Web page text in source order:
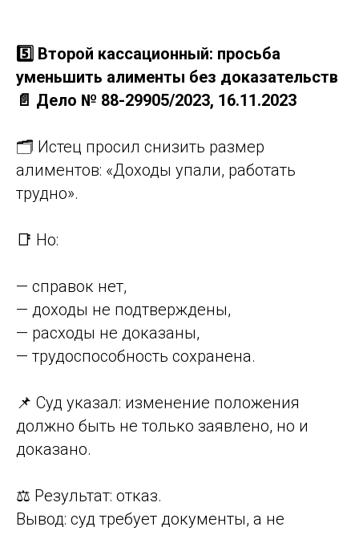
5️⃣ Второй кассационный: просьба
уменьшить алименты без доказательств
📄 Дело № 88-29905/2023, 16.11.2023
🗂 Истец просил снизить размер
алиментов: «Доходы упали, работать
трудно».
📑 Но:
— справок нет,
— доходы не подтверждены,
— расходы не доказаны,
— трудоспособность сохранена.
📌 Суд указал: изменение положения
должно быть не только заявлено, но и
доказано.
⚖️ Результат: отказ.
Вывод: суд требует документы, а не